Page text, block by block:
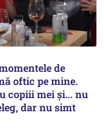
de
oftic pe mine.
copiii mei și... nu
dar nu simt